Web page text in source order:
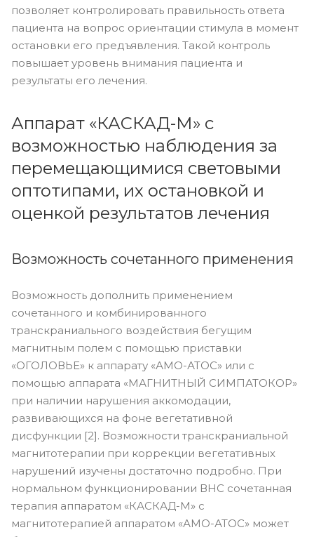
позволяет контролировать правильность ответа
пациента на вопрос ориентации стимула в момент
остановки его предъявления. Такой контроль
повышает уровень внимания пациента и
результаты его лечения.
Аппарат «КАСКАД-М» с
возможностью наблюдения за
перемещающимися световыми
оптотипами, их остановкой и
оценкой результатов лечения
Возможность сочетанного применения
Возможность дополнить применением
сочетанного и комбинированного
транскраниального воздействия бегущим
магнитным полем с помощью приставки
«ОГОЛОВЬЕ» к аппарату «АМО-АТОС» или с
помощью аппарата «МАГНИТНЫЙ СИМПАТОКОР»
при наличии нарушения аккомодации,
развивающихся на фоне вегетативной
дисфункции [2]. Возможности транскраниальной
магнитотерапии при коррекции вегетативных
нарушений изучены достаточно подробно. При
нормальном функционировании ВНС сочетанная
терапия аппаратом «КАСКАД-М» с
магнитотерапией аппаратом «АМО-АТОС» может